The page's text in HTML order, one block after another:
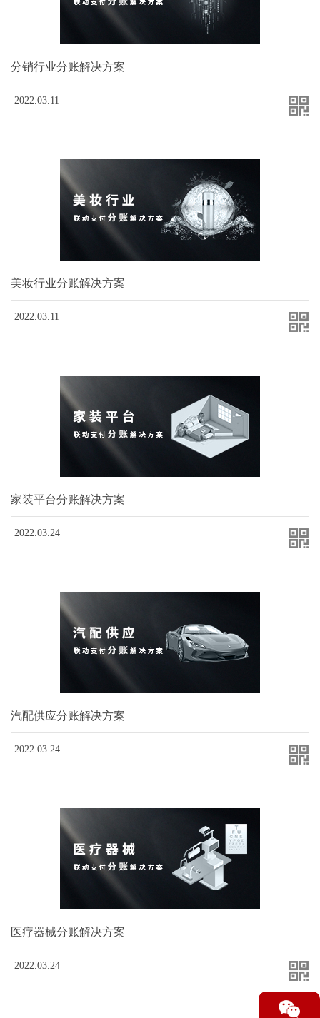
分销行业分账解决方案
2022.03.11
美妆行业分账解决方案
2022.03.11
家装平台分账解决方案
2022.03.24
汽配供应分账解决方案
2022.03.24
医疗器械分账解决方案
2022.03.24